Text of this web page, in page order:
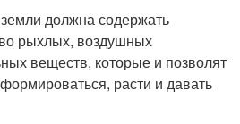
должна содержать
рыхлых, воздушных
веществ, которые и позволят
расти и давать